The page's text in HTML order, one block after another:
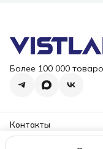
Более 100 000
Контакты
Режим работы